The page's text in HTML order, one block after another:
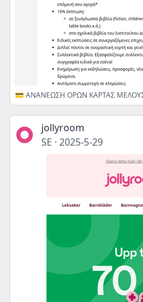
💳 ΑΝΑΝΕΩΣΗ ΟΡΩΝ ΚΑΡΤΑΣ
jollyroom
SE · 2025-5-29